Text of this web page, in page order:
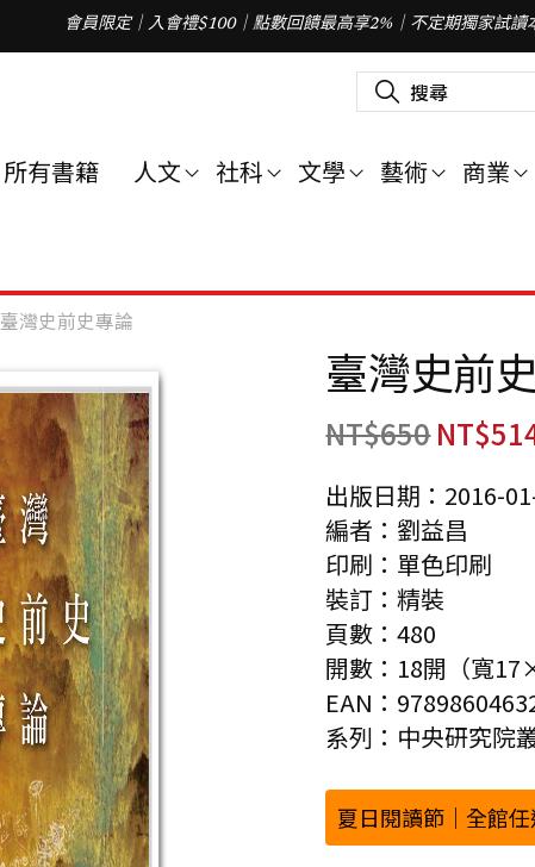
會員限定｜入會禮$100｜點數回饋最高享2%｜不定期獨家試讀
搜
尋
字
所有書籍 人文 社科 文學 藝術 商業
臺灣史前史專論
臺灣史前
NT$650NT$
出版日期：2016-
編者：劉益昌
印刷：單色印刷
裝訂：精裝
頁數：480
開數：18開（寬
EAN：
系列：中央研究院
夏日閱讀節｜全館任